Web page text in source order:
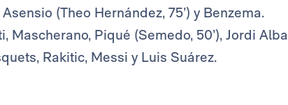
(Theo Hernández, 75’) y Benzema.
Mascherano, Piqué (Semedo, 50’), Jordi Alba
Rakitic, Messi y Luis Suárez.